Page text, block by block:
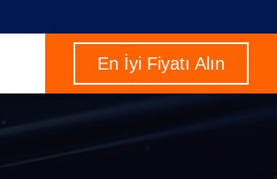
En İyi Fiyatı Alın